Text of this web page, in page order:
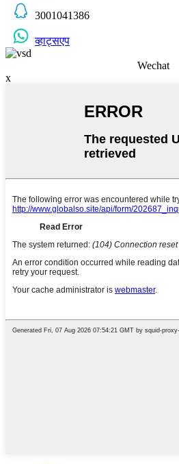
3001041386
व्हाट्सएप
Wechat
x